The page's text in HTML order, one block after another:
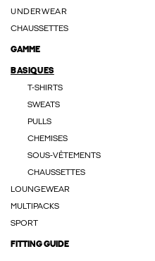
UNDERWEAR
CHAUSSETTES
GAMME
BASIQUES
T-SHIRTS
SWEATS
PULLS
CHEMISES
SOUS-VÊTEMENTS
CHAUSSETTES
LOUNGEWEAR
MULTIPACKS
SPORT
FITTING GUIDE